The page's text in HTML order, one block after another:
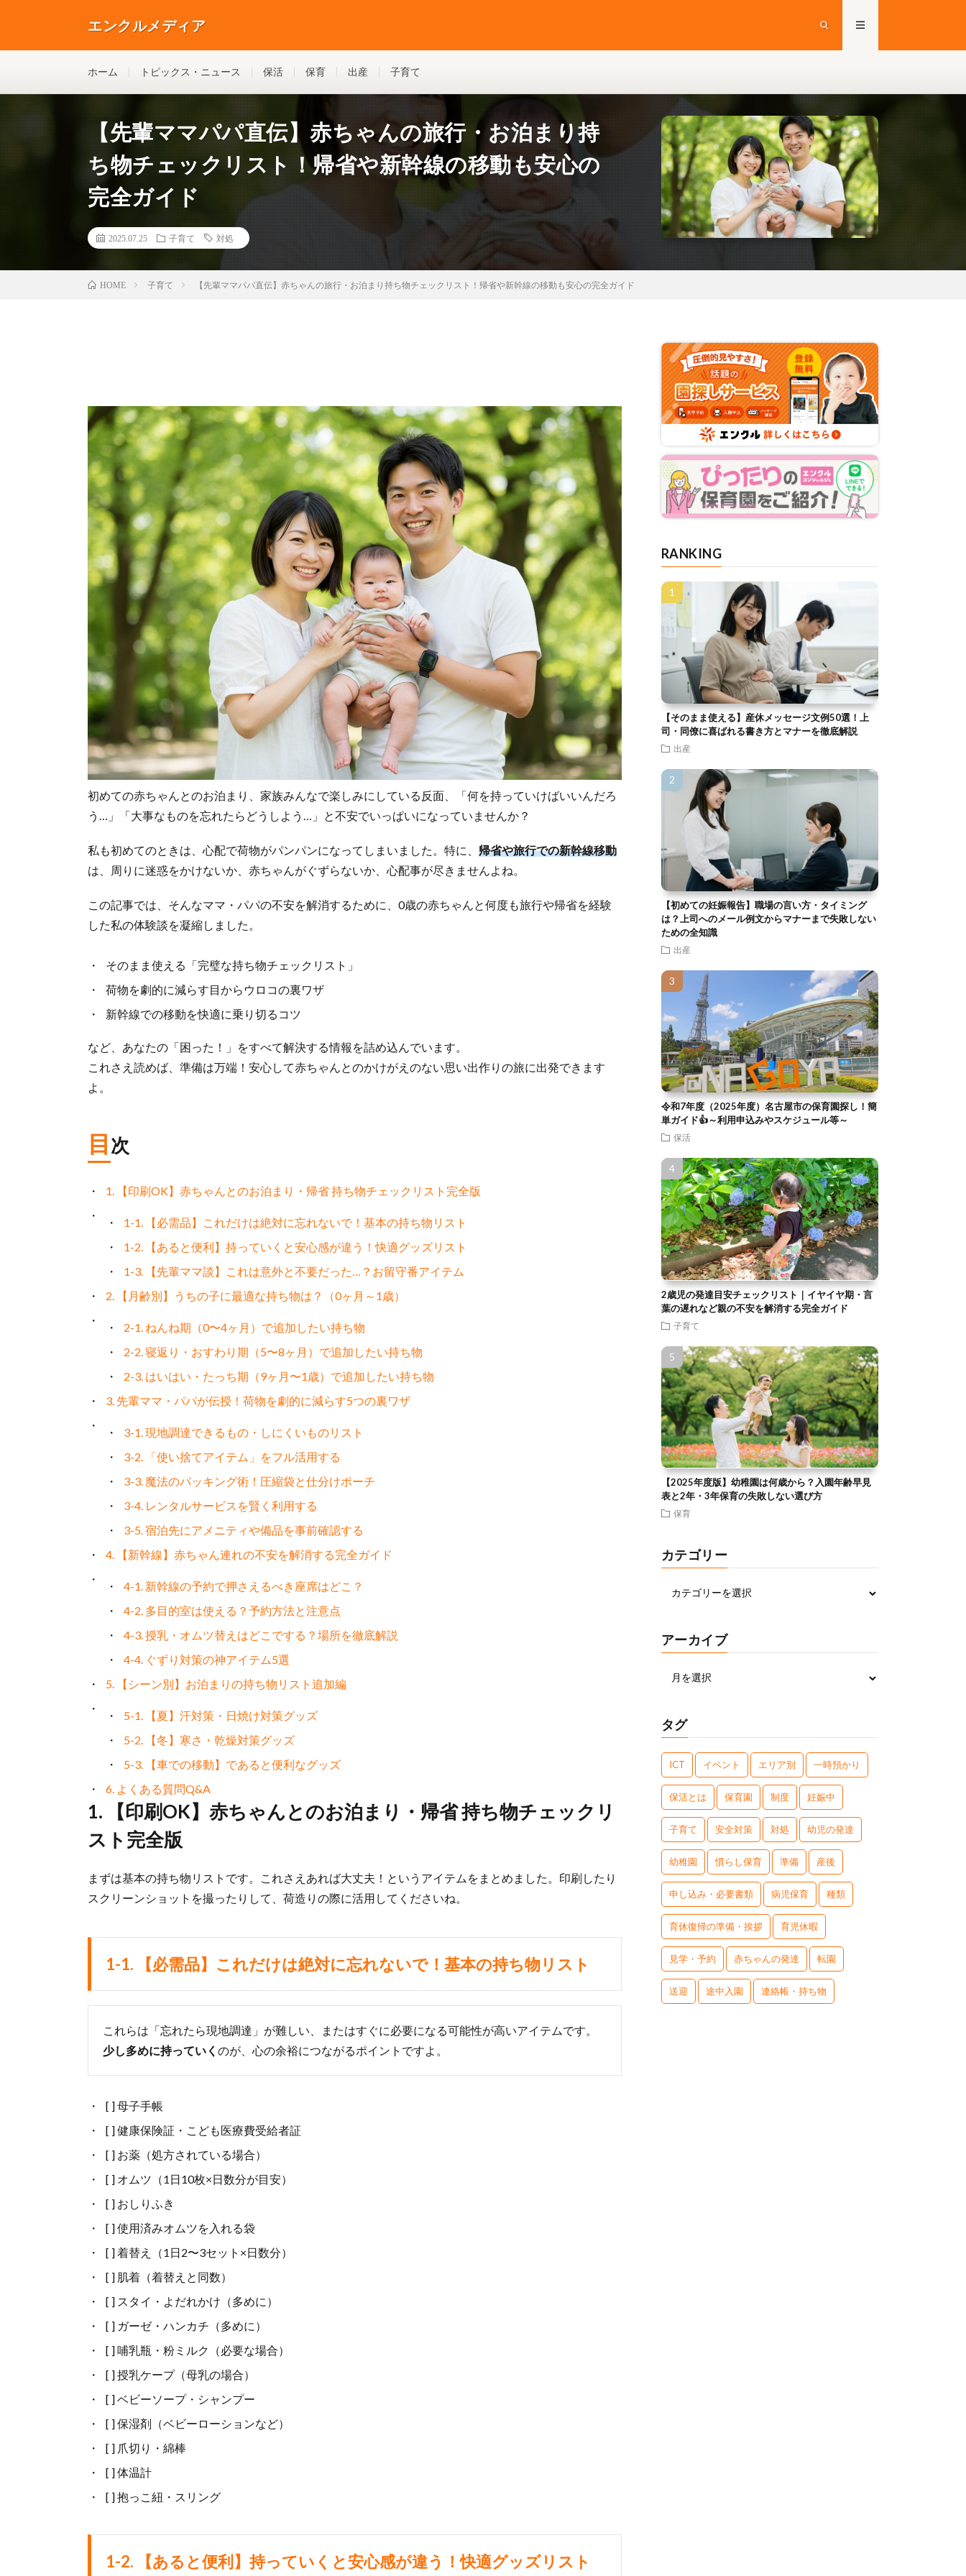
エンクルメディア
ホーム トピックス・ニュース 保活 保育 出産 子育て
【先輩ママパパ直伝】赤ちゃんの旅行・お泊まり持
ち物チェックリスト！帰省や新幹線の移動も安心の
完全ガイド
2025.07.25 子育て 対処
HOME 子育て 【先輩ママパパ直伝】赤ちゃんの旅行・お泊まり持ち物チェックリスト！帰省や新幹線の移動も安心の完全ガイド
初めての赤ちゃんとのお泊まり、家族みんなで楽しみにしている反面、「何を持っていけばいいんだろ
う…」「大事なものを忘れたらどうしよう…」と不安でいっぱいになっていませんか？
私も初めてのときは、心配で荷物がパンパンになってしまいました。特に、 帰省や旅行での新幹線移動
は、周りに迷惑をかけないか、赤ちゃんがぐずらないか、心配事が尽きませんよね。
この記事では、そんなママ・パパの不安を解消するために、0歳の赤ちゃんと何度も旅行や帰省を経験
した私の体験談を凝縮しました。
そのまま使える「完璧な持ち物チェックリスト」
荷物を劇的に減らす目からウロコの裏ワザ
新幹線での移動を快適に乗り切るコツ
など、あなたの「困った！」をすべて解決する情報を詰め込んでいます。
これさえ読めば、準備は万端！安心して赤ちゃんとのかけがえのない思い出作りの旅に出発できます
よ。
目次
1. 【印刷OK】赤ちゃんとのお泊まり・帰省 持ち物チェックリスト完全版
1-1. 【必需品】これだけは絶対に忘れないで！基本の持ち物リスト
1-2. 【あると便利】持っていくと安心感が違う！快適グッズリスト
1-3. 【先輩ママ談】これは意外と不要だった…？お留守番アイテム
2. 【月齢別】うちの子に最適な持ち物は？（0ヶ月～1歳）
2-1. ねんね期（0〜4ヶ月）で追加したい持ち物
2-2. 寝返り・おすわり期（5〜8ヶ月）で追加したい持ち物
2-3. はいはい・たっち期（9ヶ月〜1歳）で追加したい持ち物
3. 先輩ママ・パパが伝授！荷物を劇的に減らす5つの裏ワザ
3-1. 現地調達できるもの・しにくいものリスト
3-2. 「使い捨てアイテム」をフル活用する
3-3. 魔法のパッキング術！圧縮袋と仕分けポーチ
3-4. レンタルサービスを賢く利用する
3-5. 宿泊先にアメニティや備品を事前確認する
4. 【新幹線】赤ちゃん連れの不安を解消する完全ガイド
4-1. 新幹線の予約で押さえるべき座席はどこ？
4-2. 多目的室は使える？予約方法と注意点
4-3. 授乳・オムツ替えはどこでする？場所を徹底解説
4-4. ぐずり対策の神アイテム5選
5. 【シーン別】お泊まりの持ち物リスト追加編
5-1. 【夏】汗対策・日焼け対策グッズ
5-2. 【冬】寒さ・乾燥対策グッズ
5-3. 【車での移動】であると便利なグッズ
6. よくある質問Q&A
1. 【印刷OK】赤ちゃんとのお泊まり・帰省 持ち物チェックリ
スト完全版
まずは基本の持ち物リストです。これさえあれば大丈夫！というアイテムをまとめました。印刷したり
スクリーンショットを撮ったりして、荷造りの際に活用してくださいね。
1-1. 【必需品】これだけは絶対に忘れないで！基本の持ち物リスト
これらは「忘れたら現地調達」が難しい、またはすぐに必要になる可能性が高いアイテムです。
少し多めに持っていく のが、心の余裕につながるポイントですよ。
[ ] 母子手帳
[ ] 健康保険証・こども医療費受給者証
[ ] お薬（処方されている場合）
[ ] オムツ（1日10枚×日数分が目安）
[ ] おしりふき
[ ] 使用済みオムツを入れる袋
[ ] 着替え（1日2〜3セット×日数分）
[ ] 肌着（着替えと同数）
[ ] スタイ・よだれかけ（多めに）
[ ] ガーゼ・ハンカチ（多めに）
[ ] 哺乳瓶・粉ミルク（必要な場合）
[ ] 授乳ケープ（母乳の場合）
[ ] ベビーソープ・シャンプー
[ ] 保湿剤（ベビーローションなど）
[ ] 爪切り・綿棒
[ ] 体温計
[ ] 抱っこ紐・スリング
1-2. 【あると便利】持っていくと安心感が違う！快適グッズリスト
RANKING
【そのまま使える】産休メッセージ文例50選！上
司・同僚に喜ばれる書き方とマナーを徹底解説
出産
【初めての妊娠報告】職場の言い方・タイミング
は？上司へのメール例文からマナーまで失敗しない
ための全知識
出産
令和7年度（2025年度）名古屋市の保育園探し！簡
単ガイド👍～利用申込みやスケジュール等～
保活
2歳児の発達目安チェックリスト｜イヤイヤ期・言
葉の遅れなど親の不安を解消する完全ガイド
子育て
【2025年度版】幼稚園は何歳から？入園年齢早見
表と2年・3年保育の失敗しない選び方
保育
カテゴリー
アーカイブ
タグ
ICT イベント エリア別 一時預かり
保活とは 保育園 制度 妊娠中
子育て 安全対策 対処 幼児の発達
幼稚園 慣らし保育 準備 産後
申し込み・必要書類 病児保育 種類
育休復帰の準備・挨拶 育児休暇
見学・予約 赤ちゃんの発達 転園
送迎 途中入園 連絡帳・持ち物